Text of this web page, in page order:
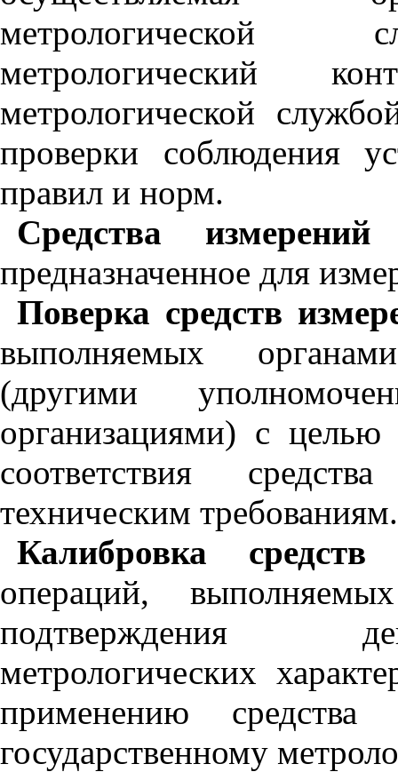
метрологической
метрологический
метрологической
проверки соблюдения
правил и норм.
Средства измерений
предназначенное для
Поверка средств
выполняемых
(другими
организациями) с целью
соответствия
техническим требованиям.
Калибровка средств
операций,
подтверждения
метрологических
применению
государственному